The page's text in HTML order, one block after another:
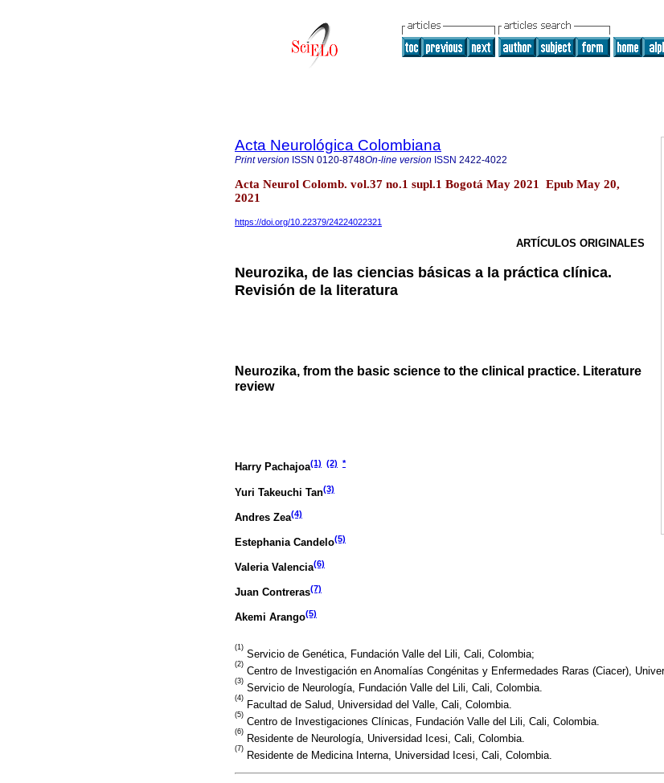
Acta Neurológica Colombiana
Print version ISSN 0120-8748On-line version ISSN 2422-4022
Acta Neurol Colomb. vol.37 no.1 supl.1 Bogotá May 2021 Epub May 20,
2021
https://doi.org/10.22379/24224022321
ARTÍCULOS ORIGINALES
Neurozika, de las ciencias básicas a la práctica clínica.
Revisión de la literatura
Neurozika, from the basic science to the clinical practice. Literature
review
Harry Pachajoa(1) (2) *
Yuri Takeuchi Tan(3)
Andres Zea(4)
Estephania Candelo(5)
Valeria Valencia(6)
Juan Contreras(7)
Akemi Arango(5)
(1)
Servicio de Genética, Fundación Valle del Lili, Cali, Colombia;
(2)
Centro de Investigación en Anomalías Congénitas y Enfermedades Raras (Ciacer),
(3)
Servicio de Neurología, Fundación Valle del Lili, Cali, Colombia.
(4)
Facultad de Salud, Universidad del Valle, Cali, Colombia.
(5)
Centro de Investigaciones Clínicas, Fundación Valle del Lili, Cali, Colombia.
(6)
Residente de Neurología, Universidad Icesi, Cali, Colombia.
(7)
Residente de Medicina Interna, Universidad Icesi, Cali, Colombia.